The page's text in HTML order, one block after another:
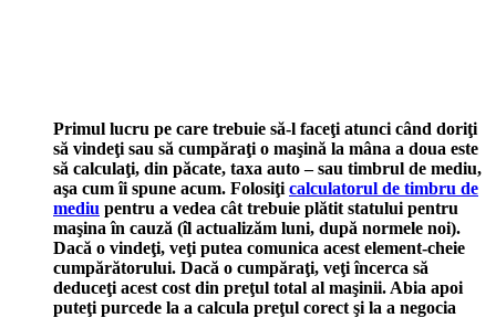
Primul lucru pe care trebuie să-l faceţi atunci când doriţi
să vindeţi sau să cumpăraţi o maşină la mâna a doua este
să calculaţi, din păcate, taxa auto – sau timbrul de mediu,
aşa cum îi spune acum. Folosiţi calculatorul de timbru de
mediu pentru a vedea cât trebuie plătit statului pentru
maşina în cauză (îl actualizăm luni, după normele noi).
Dacă o vindeţi, veţi putea comunica acest element-cheie
cumpărătorului. Dacă o cumpăraţi, veţi încerca să
deduceţi acest cost din preţul total al maşinii. Abia apoi
puteţi purcede la a calcula preţul corect şi la a negocia